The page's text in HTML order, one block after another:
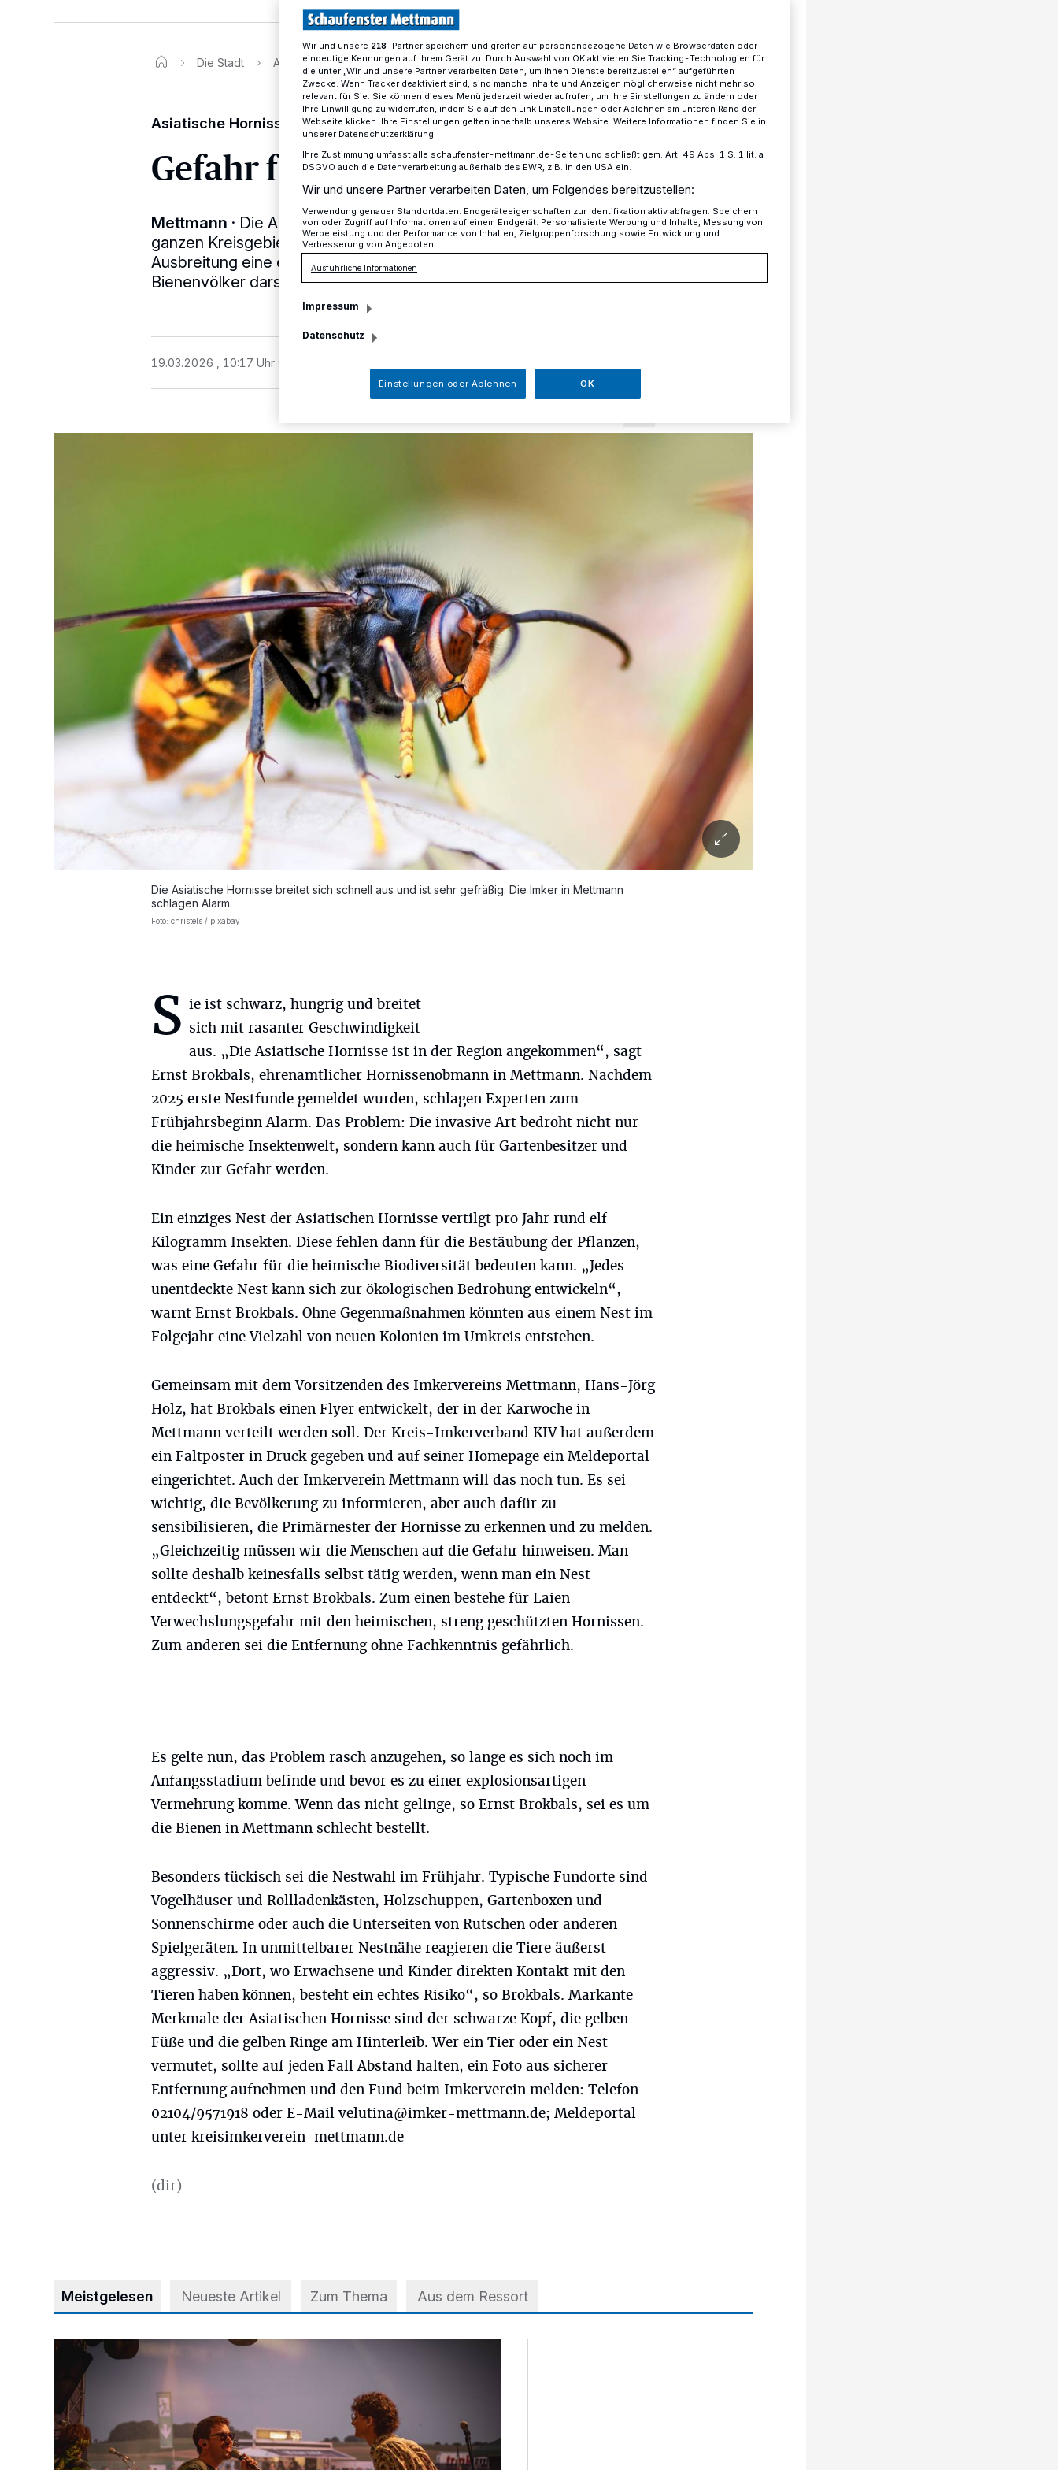
Die Stadt Asiatische Hornisse bedroht heimische Insekten
Asiatische Hornisse bedroht heimische Insekten
Gefahr für Biene und Mensch
Mettmann · Die Angst geht um bei den Imkern in Mettmann und im
ganzen Kreisgebiet. Grund dafür ist die Asiatische Hornisse, deren
Ausbreitung eine existenzielle Bedrohung für die hiesigen
Bienenvölker darstellt.
19.03.2026 , 10:17 Uhr
Die Asiatische Hornisse breitet sich schnell aus und ist sehr gefräßig. Die Imker in Mettmann
schlagen Alarm.
Foto: christels / pixabay
S ie ist schwarz, hungrig und breitet
sich mit rasanter Geschwindigkeit
aus. „Die Asiatische Hornisse ist in der Region angekommen“, sagt
Ernst Brokbals, ehrenamtlicher Hornissenobmann in Mettmann. Nachdem
2025 erste Nestfunde gemeldet wurden, schlagen Experten zum
Frühjahrsbeginn Alarm. Das Problem: Die invasive Art bedroht nicht nur
die heimische Insektenwelt, sondern kann auch für Gartenbesitzer und
Kinder zur Gefahr werden.
Ein einziges Nest der Asiatischen Hornisse vertilgt pro Jahr rund elf
Kilogramm Insekten. Diese fehlen dann für die Bestäubung der Pflanzen,
was eine Gefahr für die heimische Biodiversität bedeuten kann. „Jedes
unentdeckte Nest kann sich zur ökologischen Bedrohung entwickeln“,
warnt Ernst Brokbals. Ohne Gegenmaßnahmen könnten aus einem Nest im
Folgejahr eine Vielzahl von neuen Kolonien im Umkreis entstehen.
Gemeinsam mit dem Vorsitzenden des Imkervereins Mettmann, Hans-Jörg
Holz, hat Brokbals einen Flyer entwickelt, der in der Karwoche in
Mettmann verteilt werden soll. Der Kreis-Imkerverband KIV hat außerdem
ein Faltposter in Druck gegeben und auf seiner Homepage ein Meldeportal
eingerichtet. Auch der Imkerverein Mettmann will das noch tun. Es sei
wichtig, die Bevölkerung zu informieren, aber auch dafür zu
sensibilisieren, die Primärnester der Hornisse zu erkennen und zu melden.
„Gleichzeitig müssen wir die Menschen auf die Gefahr hinweisen. Man
sollte deshalb keinesfalls selbst tätig werden, wenn man ein Nest
entdeckt“, betont Ernst Brokbals. Zum einen bestehe für Laien
Verwechslungsgefahr mit den heimischen, streng geschützten Hornissen.
Zum anderen sei die Entfernung ohne Fachkenntnis gefährlich.
Es gelte nun, das Problem rasch anzugehen, so lange es sich noch im
Anfangsstadium befinde und bevor es zu einer explosionsartigen
Vermehrung komme. Wenn das nicht gelinge, so Ernst Brokbals, sei es um
die Bienen in Mettmann schlecht bestellt.
Besonders tückisch sei die Nestwahl im Frühjahr. Typische Fundorte sind
Vogelhäuser und Rollladenkästen, Holzschuppen, Gartenboxen und
Sonnenschirme oder auch die Unterseiten von Rutschen oder anderen
Spielgeräten. In unmittelbarer Nestnähe reagieren die Tiere äußerst
aggressiv. „Dort, wo Erwachsene und Kinder direkten Kontakt mit den
Tieren haben können, besteht ein echtes Risiko“, so Brokbals. Markante
Merkmale der Asiatischen Hornisse sind der schwarze Kopf, die gelben
Füße und die gelben Ringe am Hinterleib. Wer ein Tier oder ein Nest
vermutet, sollte auf jeden Fall Abstand halten, ein Foto aus sicherer
Entfernung aufnehmen und den Fund beim Imkerverein melden: Telefon
02104/9571918 oder E-Mail velutina@imker-mettmann.de; Meldeportal
unter kreisimkerverein-mettmann.de
(dir)
Meistgelesen Neueste Artikel Zum Thema Aus dem Ressort
Mehr als nur ein Festival
Wir und unsere 218-Partner speichern und greifen auf personenbezogene Daten wie Browserdaten oder
eindeutige Kennungen auf Ihrem Gerät zu. Durch Auswahl von OK aktivieren Sie Tracking-Technologien für
die unter „Wir und unsere Partner verarbeiten Daten, um Ihnen Dienste bereitzustellen“ aufgeführten
Zwecke. Wenn Tracker deaktiviert sind, sind manche Inhalte und Anzeigen möglicherweise nicht mehr so
relevant für Sie. Sie können dieses Menü jederzeit wieder aufrufen, um Ihre Einstellungen zu ändern oder
Ihre Einwilligung zu widerrufen, indem Sie auf den Link Einstellungen oder Ablehnen am unteren Rand der
Webseite klicken. Ihre Einstellungen gelten innerhalb unseres Website. Weitere Informationen finden Sie in
unserer Datenschutzerklärung.
Ihre Zustimmung umfasst alle schaufenster-mettmann.de-Seiten und schließt gem. Art. 49 Abs. 1 S. 1 lit. a
DSGVO auch die Datenverarbeitung außerhalb des EWR, z.B. in den USA ein.
Wir und unsere Partner verarbeiten Daten, um Folgendes bereitzustellen:
Verwendung genauer Standortdaten. Endgeräteeigenschaften zur Identifikation aktiv abfragen. Speichern
von oder Zugriff auf Informationen auf einem Endgerät. Personalisierte Werbung und Inhalte, Messung von
Werbeleistung und der Performance von Inhalten, Zielgruppenforschung sowie Entwicklung und
Verbesserung von Angeboten.
Ausführliche Informationen
Impressum
Datenschutz
Einstellungen oder Ablehnen OK